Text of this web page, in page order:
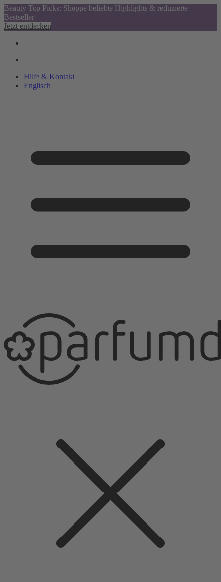
Beauty Top Picks: Shoppe beliebte Highlights & reduzierte
Bestseller
Jetzt entdecken
Hilfe & Kontakt
Englisch